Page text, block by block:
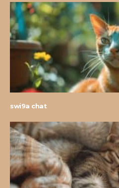
swi9a chat